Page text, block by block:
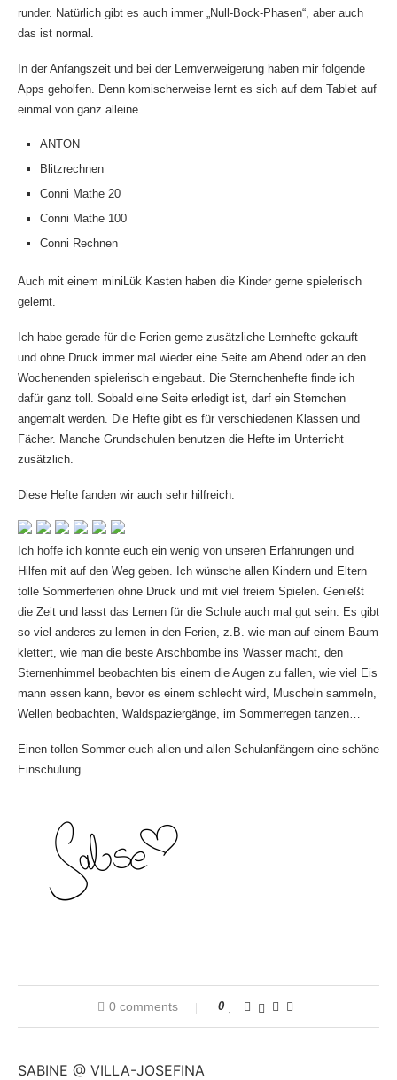
runder. Natürlich gibt es auch immer „Null-Bock-Phasen“, aber auch
das ist normal.
In der Anfangszeit und bei der Lernverweigerung haben mir folgende
Apps geholfen. Denn komischerweise lernt es sich auf dem Tablet auf
einmal von ganz alleine.
ANTON
Blitzrechnen
Conni Mathe 20
Conni Mathe 100
Conni Rechnen
Auch mit einem miniLük Kasten haben die Kinder gerne spielerisch
gelernt.
Ich habe gerade für die Ferien gerne zusätzliche Lernhefte gekauft
und ohne Druck immer mal wieder eine Seite am Abend oder an den
Wochenenden spielerisch eingebaut. Die Sternchenhefte finde ich
dafür ganz toll. Sobald eine Seite erledigt ist, darf ein Sternchen
angemalt werden. Die Hefte gibt es für verschiedenen Klassen und
Fächer. Manche Grundschulen benutzen die Hefte im Unterricht
zusätzlich.
Diese Hefte fanden wir auch sehr hilfreich.
Ich hoffe ich konnte euch ein wenig von unseren Erfahrungen und
Hilfen mit auf den Weg geben. Ich wünsche allen Kindern und Eltern
tolle Sommerferien ohne Druck und mit viel freiem Spielen. Genießt
die Zeit und lasst das Lernen für die Schule auch mal gut sein. Es gibt
so viel anderes zu lernen in den Ferien, z.B. wie man auf einem Baum
klettert, wie man die beste Arschbombe ins Wasser macht, den
Sternenhimmel beobachten bis einem die Augen zu fallen, wie viel Eis
mann essen kann, bevor es einem schlecht wird, Muscheln sammeln,
Wellen beobachten, Waldspaziergänge, im Sommerregen tanzen…
Einen tollen Sommer euch allen und allen Schulanfängern eine schöne
Einschulung.
0 comments 0
SABINE @ VILLA-JOSEFINA